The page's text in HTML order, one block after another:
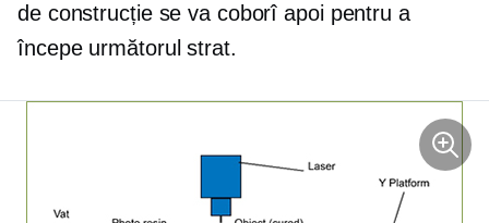
de construcție se va coborî apoi pentru a
începe următorul strat.